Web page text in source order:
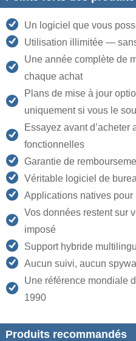
Un logiciel que vous
Utilisation illimitée —
Une année complète de
chaque achat
Plans de mise à jour
uniquement si vous le
Essayez avant
fonctionnelles
Garantie de
Véritable logiciel de
Applications natives
Vos données restent sur
imposé
Support hybride
Aucun suivi, aucun
Une référence mondiale
1990
Produits recommandés